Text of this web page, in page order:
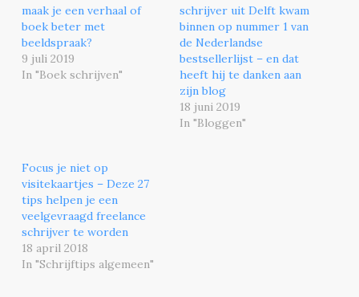
maak je een verhaal of
boek beter met
beeldspraak?
9 juli 2019
In "Boek schrijven"
schrijver uit Delft kwam
binnen op nummer 1 van
de Nederlandse
bestsellerlijst – en dat
heeft hij te danken aan
zijn blog
18 juni 2019
In "Bloggen"
Focus je niet op
visitekaartjes – Deze 27
tips helpen je een
veelgevraagd freelance
schrijver te worden
18 april 2018
In "Schrijftips algemeen"